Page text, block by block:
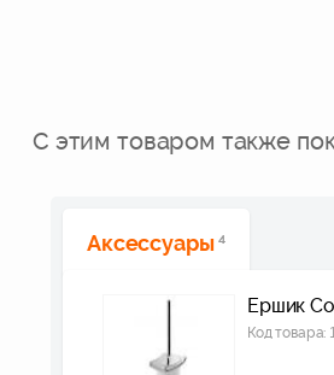
С этим товаром также
Аксессуары 4
Ершик
Код товара: